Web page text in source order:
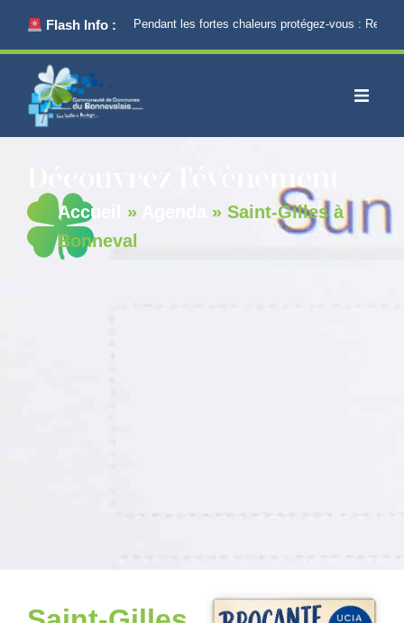
principalFlash Info : Pendant les fortes chaleurs protégez-vous :
Découvrez l'évènement
Accueil » » Saint-Gilles à
Bonneval